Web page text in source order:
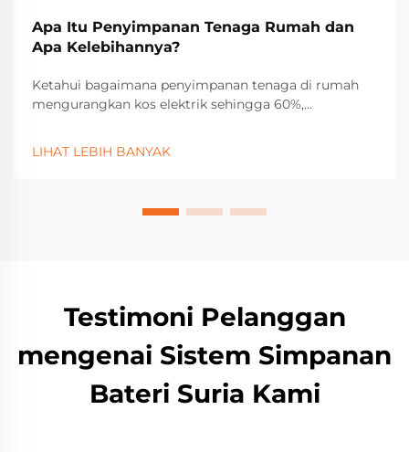
Apa Itu Penyimpanan Tenaga Rumah dan
Apa Kelebihannya?
Ketahui bagaimana penyimpanan tenaga di rumah
mengurangkan kos elektrik sehingga 60%,
Pelajari insentif, penjimatan, dan prestasi dalam
LIHAT LEBIH BANYAK
Testimoni Pelanggan
mengenai Sistem Simpanan
Bateri Suria Kami